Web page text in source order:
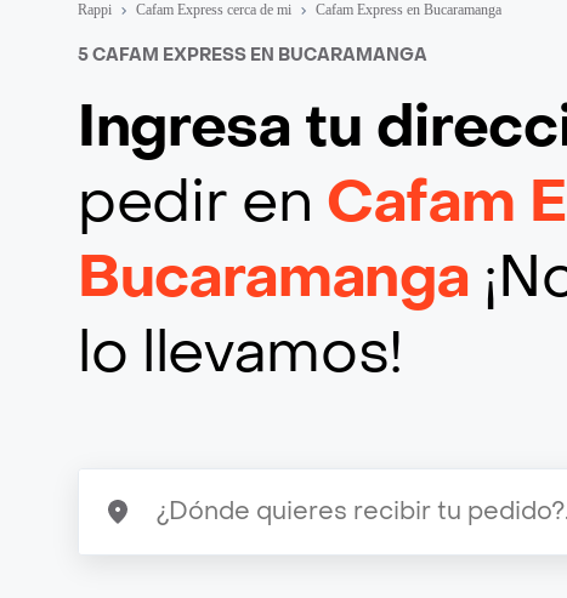
Rappi Cafam Express cerca de mi Cafam Express en Bucaramanga
5 CAFAM EXPRESS EN BUCARAMANGA
Ingresa tu
pedir en Cafam
Bucaramanga
lo llevamos!